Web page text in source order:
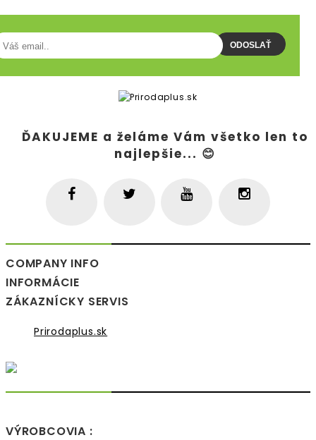
ODOSLAŤ
ĎAKUJEME a želáme Vám všetko len to
najlepšie... 😊
COMPANY INFO
INFORMÁCIE
ZÁKAZNÍCKY SERVIS
Prirodaplus.sk
VÝROBCOVIA :